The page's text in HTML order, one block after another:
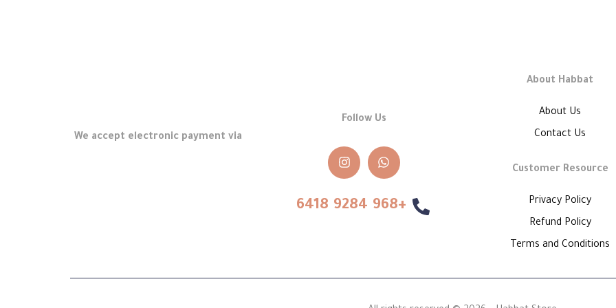
About Habbat
About Us
Contact Us
Customer Resource
Privacy Policy
Refund Policy
Terms and Conditions
Follow Us
+968 9284 6418
We accept electronic payment via